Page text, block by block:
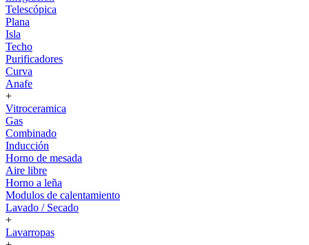
Telescópica
Plana
Isla
Techo
Purificadores
Curva
Anafe
+
Vitroceramica
Gas
Combinado
Inducción
Horno de mesada
Aire libre
Horno a leña
Modulos de calentamiento
Lavado / Secado
+
Lavarropas